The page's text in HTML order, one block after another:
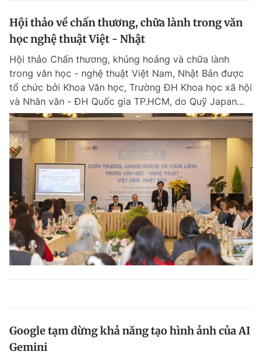
Hội thảo về chấn thương, chữa lành trong văn
học nghệ thuật Việt - Nhật
Hội thảo Chấn thương, khủng hoảng và chữa lành
trong văn học - nghệ thuật Việt Nam, Nhật Bản được
tổ chức bởi Khoa Văn học, Trường ĐH Khoa học xã hội
và Nhân văn - ĐH Quốc gia TP.HCM, do Quỹ Japan...
Google tạm dừng khả năng tạo hình ảnh của AI
Gemini